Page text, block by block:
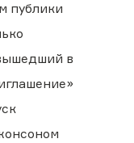
публики
в